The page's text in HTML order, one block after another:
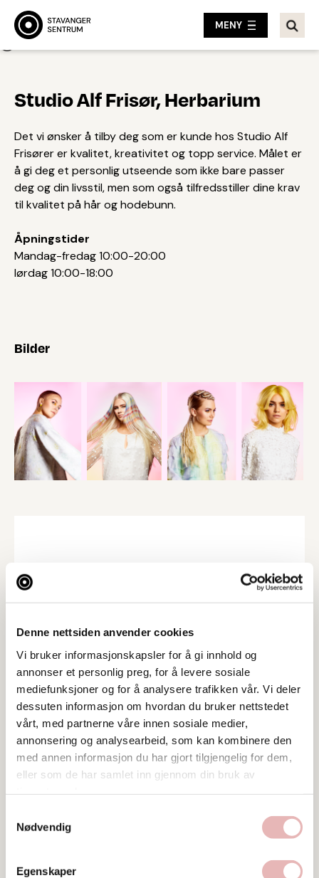
Denne nettsiden anvender cookies
Vi bruker informasjonskapsler for å gi innhold og
annonser et personlig preg, for å levere sosiale
mediefunksjoner og for å analysere trafikken vår. Vi deler
dessuten informasjon om hvordan du bruker nettstedet
vårt, med partnerne våre innen sosiale medier,
annonsering og analysearbeid, som kan kombinere den
med annen informasjon du har gjort tilgjengelig for dem,
eller som de har samlet inn gjennom din bruk av
Nødvendig
Egenskaper
MENY
Studio Alf Frisør, Herbarium
Det vi ønsker å tilby deg som er kunde hos Studio Alf
Frisører er kvalitet, kreativitet og topp service. Målet er
å gi deg et personlig utseende som ikke bare passer
deg og din livsstil, men som også tilfredsstiller dine krav
til kvalitet på hår og hodebunn.
Åpningstider
Mandag-fredag 10:00-20:00
lørdag 10:00-18:00
Bilder
Tar BYENgavekortet
Besøksadresse
Lars Hertervigs gate 6, 4005 STAVANGER
Web